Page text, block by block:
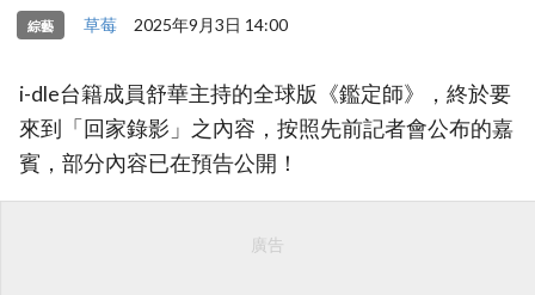
綜藝 草莓 2025年9月3日 14:00
i-dle台籍成員舒華主持的全球版《鑑定師》，終於要
來到「回家錄影」之內容，按照先前記者會公布的嘉
賓，部分內容已在預告公開！
廣告